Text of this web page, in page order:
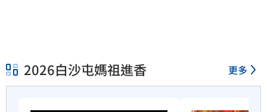
2026白沙屯媽祖進香 更多